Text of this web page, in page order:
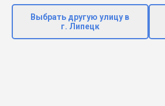
Выбрать другую улицу в
г. Липецк